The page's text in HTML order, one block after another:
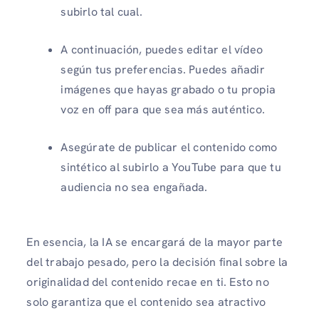
subirlo tal cual.
A continuación, puedes editar el vídeo
según tus preferencias. Puedes añadir
imágenes que hayas grabado o tu propia
voz en off para que sea más auténtico.
Asegúrate de publicar el contenido como
sintético al subirlo a YouTube para que tu
audiencia no sea engañada.
En esencia, la IA se encargará de la mayor parte
del trabajo pesado, pero la decisión final sobre la
originalidad del contenido recae en ti. Esto no
solo garantiza que el contenido sea atractivo